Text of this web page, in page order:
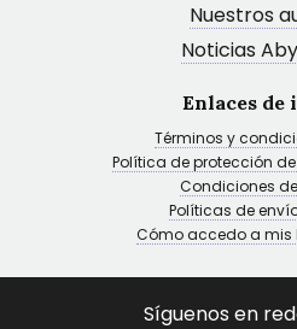
Nuestros
Noticias
Enlaces de
Términos y
Política de protección
Condiciones
Políticas de
Cómo accedo a mis
Síguenos en